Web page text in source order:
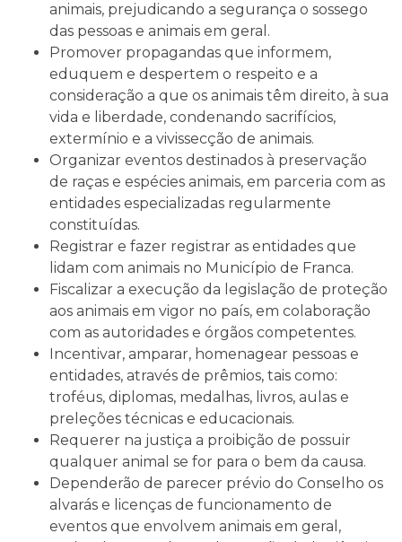
animais, prejudicando a segurança o sossego
das pessoas e animais em geral.
Promover propagandas que informem,
eduquem e despertem o respeito e a
consideração a que os animais têm direito, à sua
vida e liberdade, condenando sacrifícios,
extermínio e a vivissecção de animais.
Organizar eventos destinados à preservação
de raças e espécies animais, em parceria com as
entidades especializadas regularmente
constituídas.
Registrar e fazer registrar as entidades que
lidam com animais no Município de Franca.
Fiscalizar a execução da legislação de proteção
aos animais em vigor no país, em colaboração
com as autoridades e órgãos competentes.
Incentivar, amparar, homenagear pessoas e
entidades, através de prêmios, tais como:
troféus, diplomas, medalhas, livros, aulas e
preleções técnicas e educacionais.
Requerer na justiça a proibição de possuir
qualquer animal se for para o bem da causa.
Dependerão de parecer prévio do Conselho os
alvarás e licenças de funcionamento de
eventos que envolvem animais em geral,